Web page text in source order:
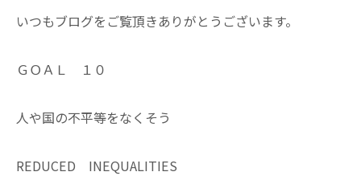
いつもブログをご覧頂きありがとうございます。
ＧＯＡＬ １０
人や国の不平等をなくそう
REDUCED INEQUALITIES